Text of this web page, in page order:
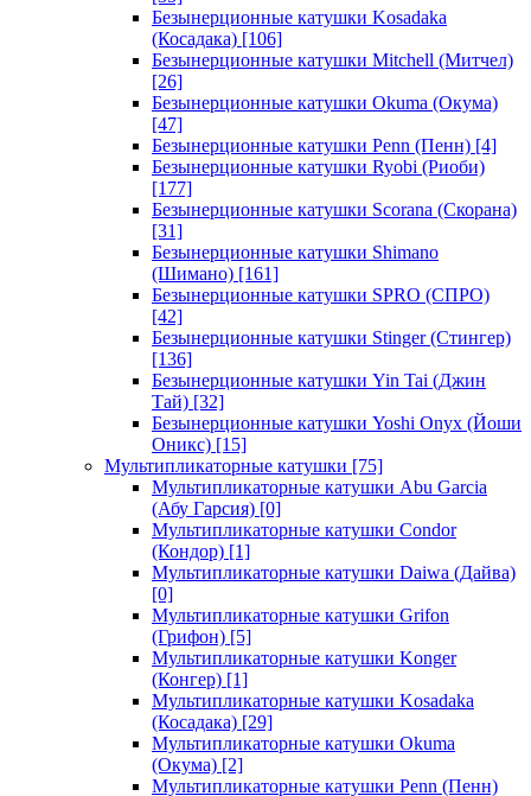
Безынерционные катушки Kosadaka
(Косадака) [106]
Безынерционные катушки Mitchell (Митчел)
[26]
Безынерционные катушки Okuma (Окума)
[47]
Безынерционные катушки Penn (Пенн) [4]
Безынерционные катушки Ryobi (Риоби)
[177]
Безынерционные катушки Scorana (Скорана)
[31]
Безынерционные катушки Shimano
(Шимано) [161]
Безынерционные катушки SPRO (СПРО)
[42]
Безынерционные катушки Stinger (Стингер)
[136]
Безынерционные катушки Yin Tai (Джин
Тай) [32]
Безынерционные катушки Yoshi Onyx (Йоши
Оникс) [15]
Мультипликаторные катушки [75]
Мультипликаторные катушки Abu Garcia
(Абу Гарсия) [0]
Мультипликаторные катушки Condor
(Кондор) [1]
Мультипликаторные катушки Daiwa (Дайва)
[0]
Мультипликаторные катушки Grifon
(Грифон) [5]
Мультипликаторные катушки Konger
(Конгер) [1]
Мультипликаторные катушки Kosadaka
(Косадака) [29]
Мультипликаторные катушки Okuma
(Окума) [2]
Мультипликаторные катушки Penn (Пенн)